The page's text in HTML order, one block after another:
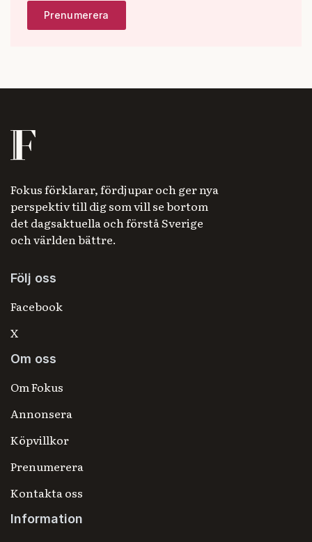
Fokus förklarar, fördjupar och ger nya
perspektiv till dig som vill se bortom
det dagsaktuella och förstå Sverige
och världen bättre.
Följ oss
Facebook
X
Om oss
Om Fokus
Annonsera
Köpvillkor
Prenumerera
Kontakta oss
Information